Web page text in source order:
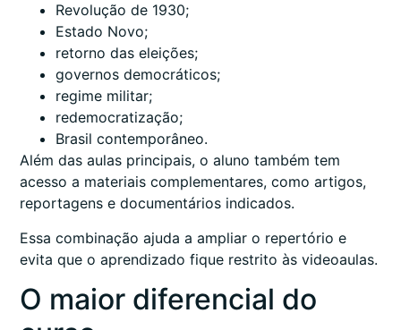
Revolução de 1930;
Estado Novo;
retorno das eleições;
governos democráticos;
regime militar;
redemocratização;
Brasil contemporâneo.
Além das aulas principais, o aluno também tem
acesso a materiais complementares, como artigos,
reportagens e documentários indicados.
Essa combinação ajuda a ampliar o repertório e
evita que o aprendizado fique restrito às videoaulas.
O maior diferencial do